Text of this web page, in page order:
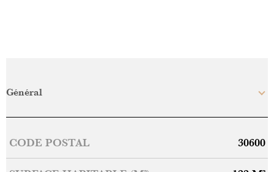
Général
Caractérisque Valeurs
CODE POSTAL 30600